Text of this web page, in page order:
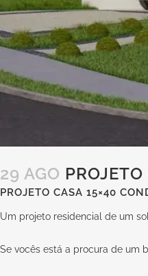
29 AGO
PROJETO CASA 15×40
Um projeto residencial de um
Se vocês está a procura de um